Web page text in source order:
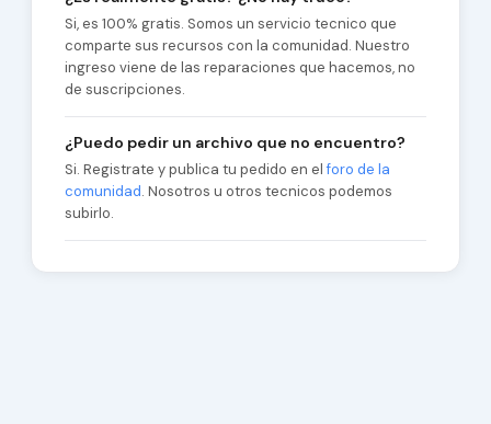
Si, es 100% gratis. Somos un servicio tecnico que
comparte sus recursos con la comunidad. Nuestro
ingreso viene de las reparaciones que hacemos, no
de suscripciones.
¿Puedo pedir un archivo que no encuentro?
Si. Registrate y publica tu pedido en elforo de la
comunidad. Nosotros u otros tecnicos podemos
subirlo.